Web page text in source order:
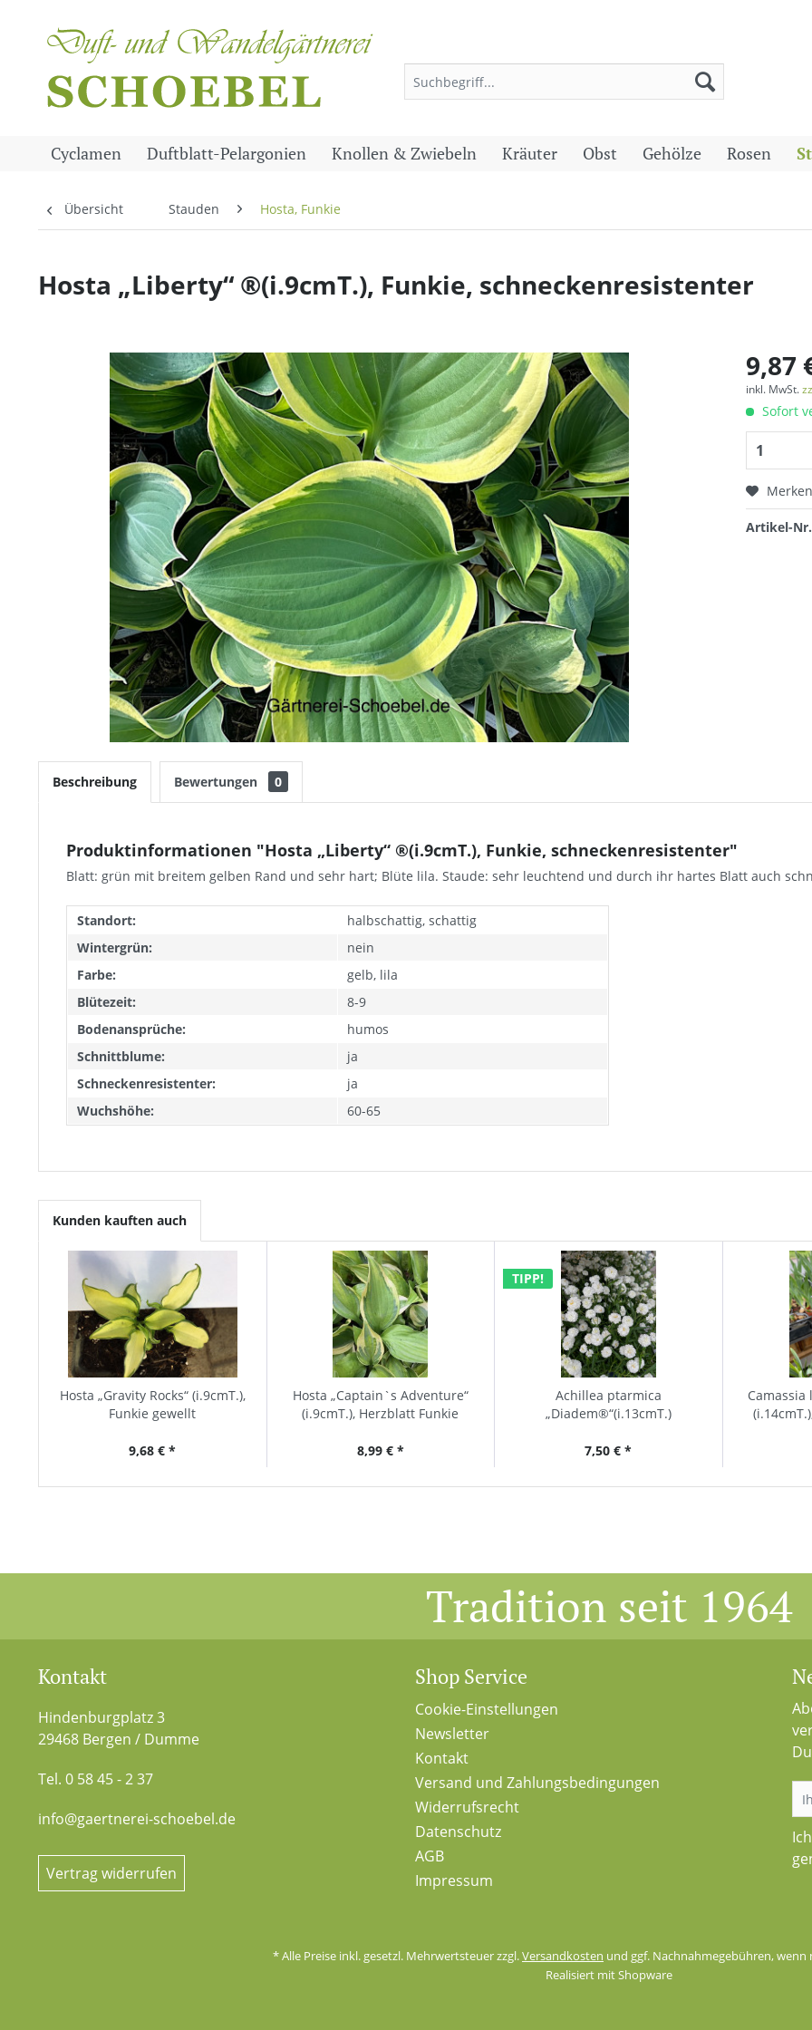
Cyclamen Duftblatt-Pelargonien Knollen & Zwiebeln Kräuter Obst Gehölze Rosen
Übersicht Stauden Hosta, Funkie
Hosta „Liberty“ ®(i.9cmT.), Funkie, schneckenresistenter
9,87
inkl. MwSt.
Sofort
Merken
Artikel-
Beschreibung Bewertungen 0
Produktinformationen "Hosta „Liberty“ ®(i.9cmT.), Funkie, schneckenresistenter"
Blatt: grün mit breitem gelben Rand und sehr hart; Blüte lila. Staude: sehr leuchtend und durch ihr hartes Blatt auch
Standort:
halbschattig, schattig
Wintergrün:
nein
Farbe:
gelb, lila
Blütezeit:
8-9
Bodenansprüche:
humos
Schnittblume:
ja
Schneckenresistenter:
ja
Wuchshöhe:
60-65
Kunden kauften auch
Hosta „Gravity Rocks“ (i.9cmT.),
Funkie gewellt
9,68 € *
Hosta „Captain`s Adventure“
(i.9cmT.), Herzblatt Funkie
8,99 € *
TIPP!
Achillea ptarmica
„Diadem®“(i.13cmT.)
7,50 € *
Camassia
Tradition seit 1964
Kontakt
Hindenburgplatz 3
29468 Bergen / Dumme
Tel. 0 58 45 - 2 37
info@gaertnerei-schoebel.de
Vertrag widerrufen
Shop Service
Cookie-Einstellungen
Newsletter
Kontakt
Versand und Zahlungsbedingungen
Widerrufsrecht
Datenschutz
AGB
Impressum
* Alle Preise inkl. gesetzl. Mehrwertsteuer zzgl.Versandkosten und ggf. Nachnahmegebühren, wenn
Realisiert mit Shopware